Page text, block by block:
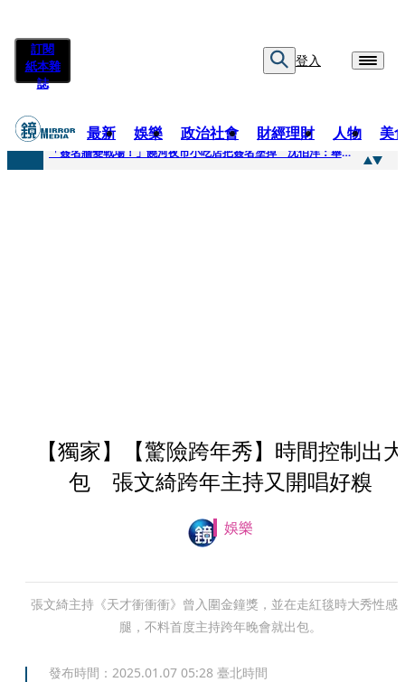
訂閱
紙本雜
誌
登入
最新 娛樂 政治社會 財經理財 人物 美
快訊
「簽名牆變戰場！」饒河夜市小吃店把簽名塗掉 沈伯洋：舉雙手贊成
【獨家】【驚險跨年秀】時間控制出大
包 張文綺跨年主持又開唱好糗
娛樂
張文綺主持《天才衝衝衝》曾入圍金鐘獎，並在走紅毯時大秀性感
腿，不料首度主持跨年晚會就出包。
發布時間： 2025.01.07 05:28 臺北時間